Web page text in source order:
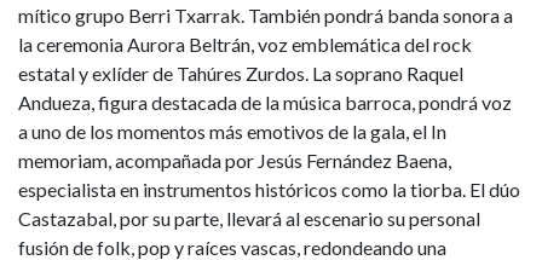
mítico grupo Berri Txarrak. También pondrá banda sonora a
la ceremonia Aurora Beltrán, voz emblemática del rock
estatal y exlíder de Tahúres Zurdos. La soprano Raquel
Andueza, figura destacada de la música barroca, pondrá voz
a uno de los momentos más emotivos de la gala, el In
memoriam, acompañada por Jesús Fernández Baena,
especialista en instrumentos históricos como la tiorba. El dúo
Castazabal, por su parte, llevará al escenario su personal
fusión de folk, pop y raíces vascas, redondeando una